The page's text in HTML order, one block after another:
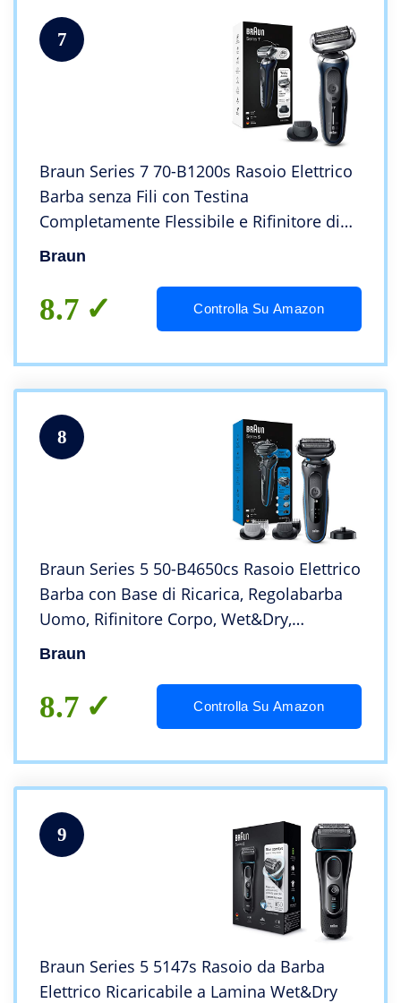
7
Braun Series 7 70-B1200s Rasoio Elettrico
Barba senza Fili con Testina
Completamente Flessibile e Rifinitore di
Precisione, Wet&Dry, Ricaricabile, Argento,
Braun
8.7 Controlla Su Amazon
8
Braun Series 5 50-B4650cs Rasoio Elettrico
Barba con Base di Ricarica, Regolabarba
Uomo, Rifinitore Corpo, Wet&Dry,
Ricaricabile, Rasoio a Lamina senza Fili,
Braun
8.7 Controlla Su Amazon
9
Braun Series 5 5147s Rasoio da Barba
Elettrico Ricaricabile a Lamina Wet&Dry